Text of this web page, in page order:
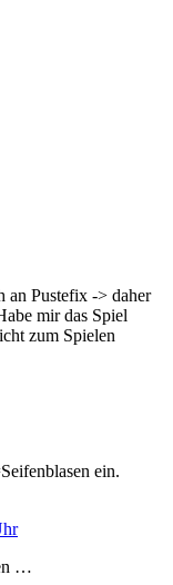
an Pustefix -> daher
mir das Spiel
zum Spielen
ein.
…